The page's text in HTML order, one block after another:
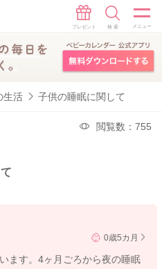
生活 子供の睡眠に関して
閲覧数：755
0歳5カ月
ます。4ヶ月ごろから夜の睡眠